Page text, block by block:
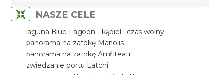
NASZE CELE
laguna Blue Lagoon - kąpiel i czas wolny
panorama na zatokę Manolis
panorama na zatokę Amfiteatr
zwiedzanie portu Latchi